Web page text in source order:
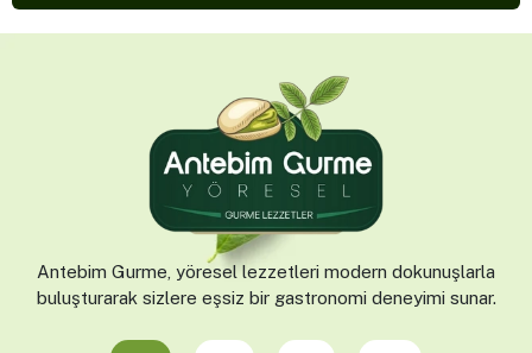
Antebim Gurme, yöresel lezzetleri modern dokunuşlarla
buluşturarak sizlere eşsiz bir gastronomi deneyimi sunar.